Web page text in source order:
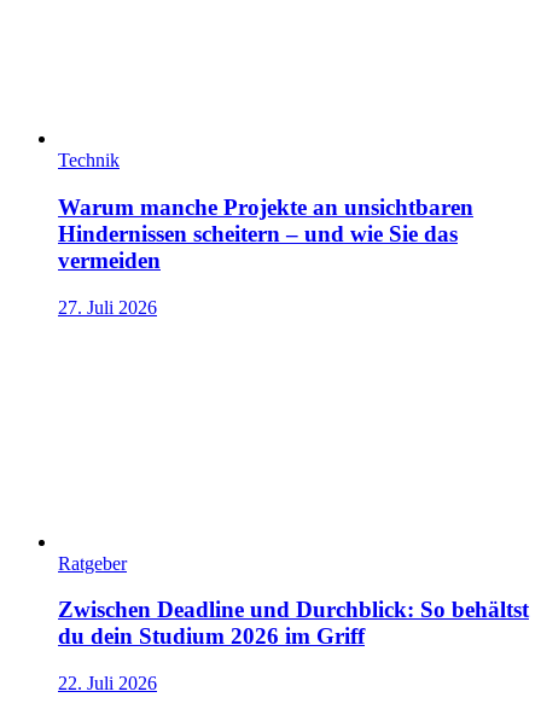
Technik
Warum manche Projekte an unsichtbaren
Hindernissen scheitern – und wie Sie das
vermeiden
27. Juli 2026
Ratgeber
Zwischen Deadline und Durchblick: So behältst
du dein Studium 2026 im Griff
22. Juli 2026